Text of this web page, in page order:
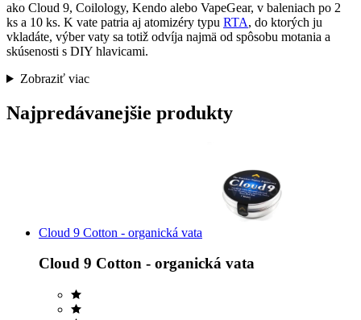
ako Cloud 9, Coilology, Kendo alebo VapeGear, v baleniach po 2
ks a 10 ks. K vate patria aj atomizéry typu RTA, do ktorých ju
vkladáte, výber vaty sa totiž odvíja najmä od spôsobu motania a
skúsenosti s DIY hlavicami.
Zobraziť viac
Najpredávanejšie produkty
Cloud 9 Cotton - organická vata
Cloud 9 Cotton - organická vata